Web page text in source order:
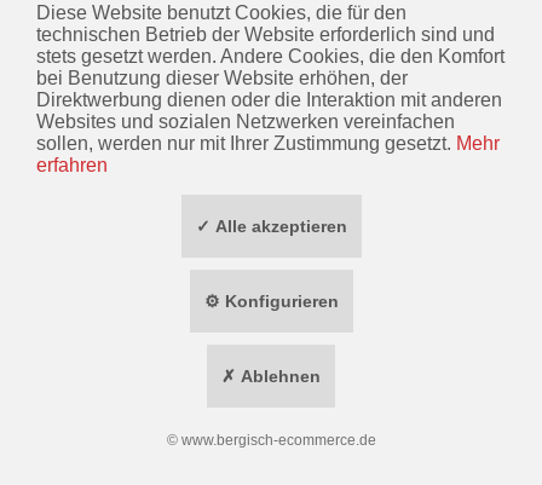
TOP MARKEN
* ALLE PREISE INKL. GESETZL. MEHRWERTSTEUER ZZGL.VERSANDKOSTEN
WIDERRUF ERKLÄREN
Diese Website benutzt Cookies, die für den
technischen Betrieb der Website erforderlich sind und
stets gesetzt werden. Andere Cookies, die den Komfort
bei Benutzung dieser Website erhöhen, der
Direktwerbung dienen oder die Interaktion mit anderen
Websites und sozialen Netzwerken vereinfachen
sollen, werden nur mit Ihrer Zustimmung gesetzt. Mehr
erfahren
✓ Alle akzeptieren
⚙ Konfigurieren
✗ Ablehnen
© www.bergisch-ecommerce.de